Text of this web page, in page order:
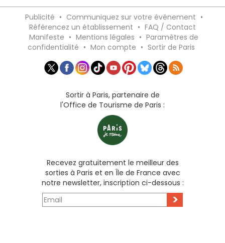
Publicité • Communiquez sur votre événement •
Référencez un établissement • FAQ / Contact
Manifeste • Mentions légales • Paramètres de
confidentialité • Mon compte • Sortir de Paris
Sortir à Paris, partenaire de
l'Office de Tourisme de Paris :
Recevez gratuitement le meilleur des
sorties à Paris et en Île de France avec
notre newsletter, inscription ci-dessous :
>